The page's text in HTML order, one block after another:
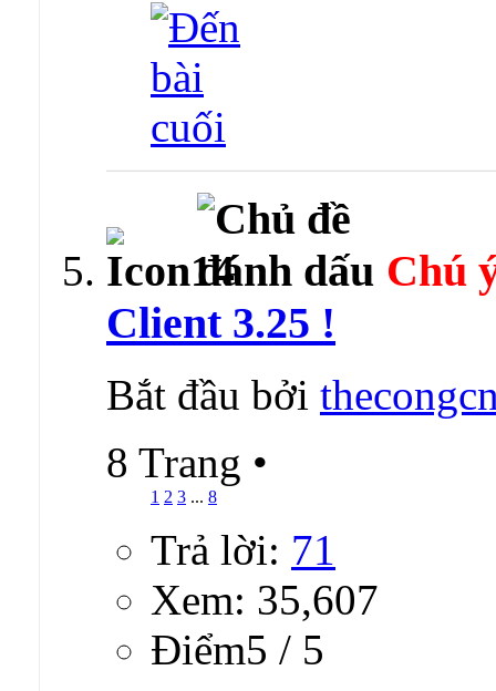
Chú
Client 3.25 !
Bắt đầu bởi
8 Trang •
1 2 3 ... 8
Trả lời: 71
Xem: 35,607
Ðiểm5 / 5